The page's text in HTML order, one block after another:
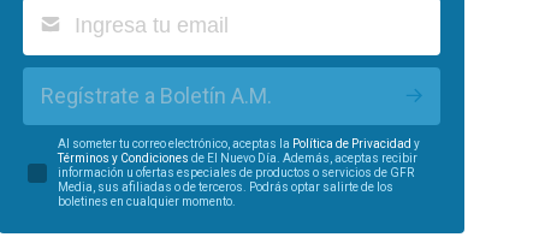
Regístrate a Boletín A.M.
Al someter tu correo electrónico, aceptas la Política de Privacidad y
Términos y Condiciones de El Nuevo Día. Además, aceptas recibir
información u ofertas especiales de productos o servicios de GFR
Media, sus afiliadas o de terceros. Podrás optar salirte de los
boletines en cualquier momento.